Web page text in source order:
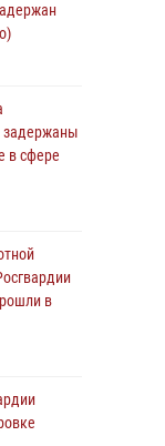
задержаны
в сфере
в